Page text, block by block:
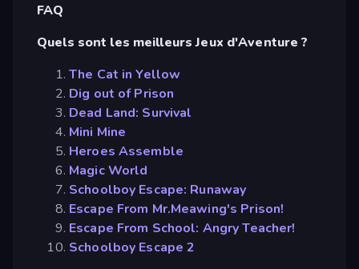
FAQ
Quels sont les meilleurs Jeux d'Aventure ?
The Cat in Yellow
Dig out of Prison
Dead Land: Survival
Mini Mine
Heroes Assemble
Magic World
Schoolboy Escape: Runaway
Escape From Mr.Meawing's Prison!
Escape From School: Angry Teacher!
Schoolboy Escape 2